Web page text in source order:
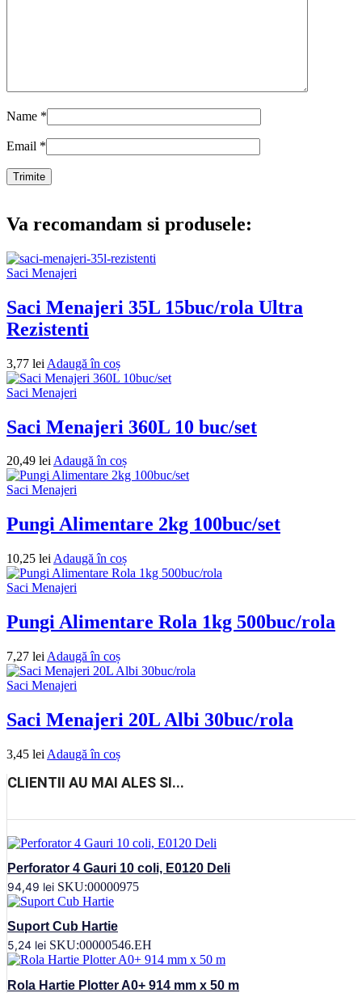
Name *
Email *
Va recomandam si produsele:
Saci Menajeri
Saci Menajeri 35L 15buc/rola Ultra
Rezistenti
3,77 lei Adaugă în coș
Saci Menajeri
Saci Menajeri 360L 10 buc/set
20,49 leiAdaugă în coș
Saci Menajeri
Pungi Alimentare 2kg 100buc/set
10,25 lei Adaugă în coș
Saci Menajeri
Pungi Alimentare Rola 1kg 500buc/rola
7,27 lei Adaugă în coș
Saci Menajeri
Saci Menajeri 20L Albi 30buc/rola
3,45 lei Adaugă în coș
CLIENTII AU MAI ALES SI...
Perforator 4 Gauri 10 coli, E0120 Deli
94,49 lei SKU:00000975
Suport Cub Hartie
5,24 lei SKU:00000546.EH
Rola Hartie Plotter A0+ 914 mm x 50 m